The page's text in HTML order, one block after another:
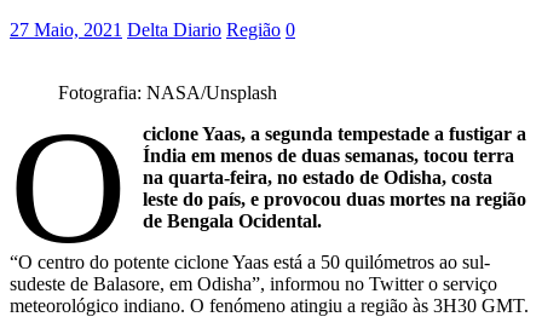
27 Maio, 2021 Delta Diario Região 0
Fotografia: NASA/Unsplash
O
ciclone Yaas, a segunda tempestade a fustigar a
Índia em menos de duas semanas, tocou terra
na quarta-feira, no estado de Odisha, costa
leste do país, e provocou duas mortes na região
de Bengala Ocidental.
“O centro do potente ciclone Yaas está a 50 quilómetros ao sul-
sudeste de Balasore, em Odisha”, informou no Twitter o serviço
meteorológico indiano. O fenómeno atingiu a região às 3H30 GMT.